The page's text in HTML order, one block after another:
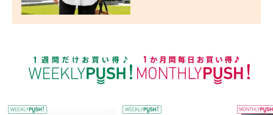
WEEKLY PUSH